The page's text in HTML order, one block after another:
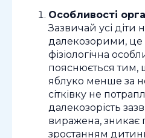
Особливості
Зазвичай усі діти
далекозорими,
фізіологічна
пояснюється тим,
яблуко менше за
сітківку не
далекозорість
виражена, зникає
зростанням